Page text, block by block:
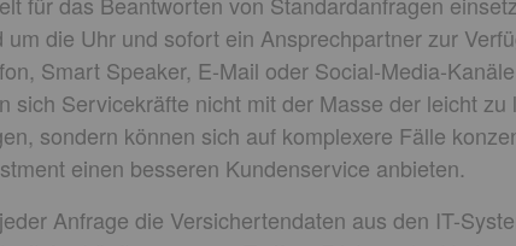
die Uhr und sofort ein Ansprechpartner zur
Smart Speaker, E-Mail oder Social-Media-
sich Servicekräfte nicht mit der Masse der leicht zu
sondern können sich auf komplexere Fälle
einen besseren Kundenservice anbieten.
Anfrage die Versichertendaten aus den IT-